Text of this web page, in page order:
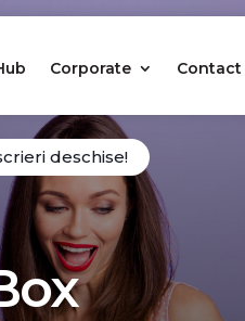
Corporate Contact
deschise!